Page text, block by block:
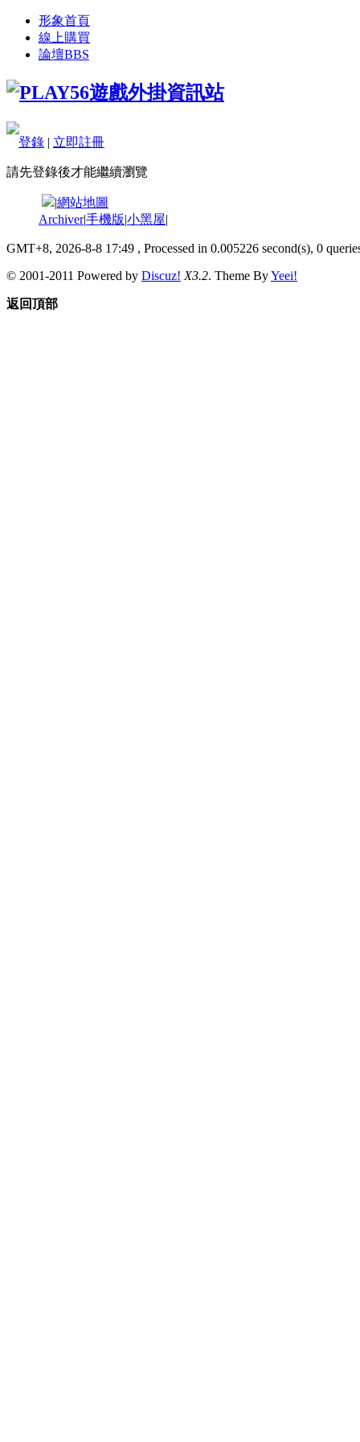
形象首頁
線上購買
論壇BBS
登錄 | 立即註冊
請先登錄後才能繼續瀏覽
|網站地圖
Archiver|手機版|小黑屋|
GMT+8, 2026-8-8 17:49 , Processed in 0.005226 second(s), 0
© 2001-2011 Powered by Discuz! X3.2. Theme ByYeei!
返回頂部